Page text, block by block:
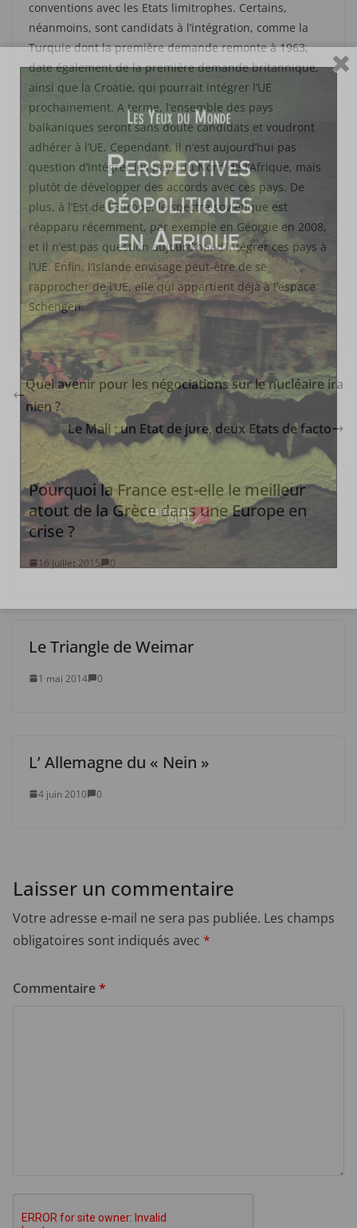
conventions avec les Etats limitrophes. Certains,
néanmoins, sont candidats à l’intégration, comme la
Turquie dont la première demande remonte à 1963,
date également de la première demande britannique,
ainsi que la Croatie, qui pourrait intégrer l’UE
prochainement. A terme, l’ensemble des pays
balkaniques seront sans doute candidats et voudront
adhérer à l’UE. Cependant, il n’est aujourd’hui pas
question d’intégrer les pays du Nord de l’Afrique, mais
plutôt de développer des accords avec ces pays. De
plus, à l’Est de l’Europe, le spectre soviétique est
réapparu récemment, par exemple en Géorgie en 2008,
et il n’est pas question aujourd’hui d’intégrer ces pays à
l’UE. Enfin, l’Islande envisage peut-être de se
rapprocher de l’UE, elle qui appartient déjà à l’espace
Schengen.
Quel avenir pour les négociations sur le nucléaire ira
nien ?
Le Mali : un Etat de jure, deux Etats de facto
Pourquoi la France est-elle le meilleur
atout de la Grèce dans une Europe en
crise ?
16 juillet 2015 0
Le Triangle de Weimar
1 mai 2014 0
L’ Allemagne du « Nein »
4 juin 2010 0
Laisser un commentaire
Votre adresse e-mail ne sera pas publiée. Les champs
obligatoires sont indiqués avec *
Commentaire*